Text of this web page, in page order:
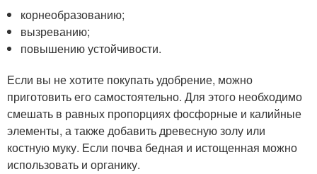
корнеобразованию;
вызреванию;
повышению устойчивости.
Если вы не хотите покупать удобрение, можно
приготовить его самостоятельно. Для этого необходимо
смешать в равных пропорциях фосфорные и калийные
элементы, а также добавить древесную золу или
костную муку. Если почва бедная и истощенная можно
использовать и органику.